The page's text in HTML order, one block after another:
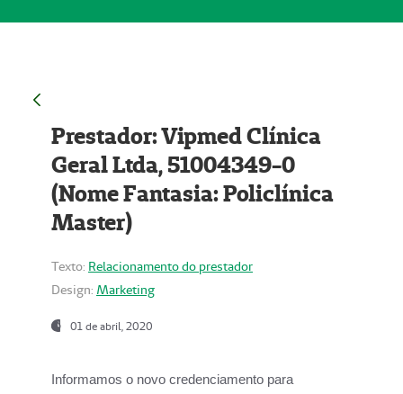
Prestador: Vipmed Clínica
Geral Ltda, 51004349-0
(Nome Fantasia: Policlínica
Master)
Texto: Relacionamento do prestador
Design: Marketing
01 de abril, 2020
Informamos o novo credenciamento para